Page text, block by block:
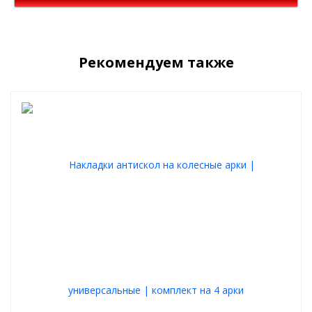
Рекомендуем также